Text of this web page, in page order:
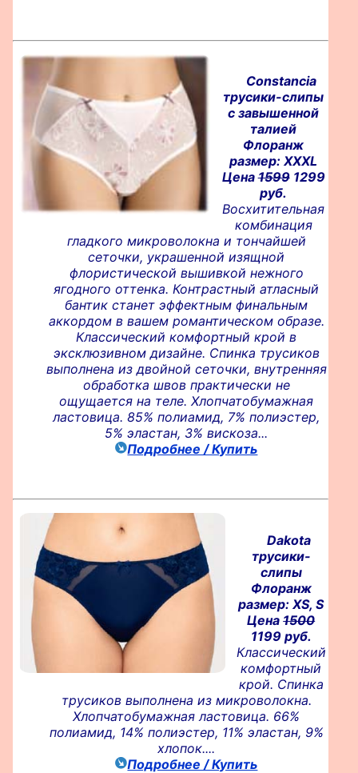
Constancia
трусики-слипы
с завышенной
талией
Флоранж
размер: XXXL
Цена15991299
руб.
Восхитительная
комбинация
гладкого микроволокна и тончайшей
сеточки, украшенной изящной
флористической вышивкой нежного
ягодного оттенка. Контрастный атласный
бантик станет эффектным финальным
аккордом в вашем романтическом образе.
Классический комфортный крой в
эксклюзивном дизайне. Спинка трусиков
выполнена из двойной сеточки, внутренняя
обработка швов практически не
ощущается на теле. Хлопчатобумажная
ластовица. 85% полиамид, 7% полиэстер,
5% эластан, 3% вискоза...
Подробнее / Купить
Dakota
трусики-
слипы
Флоранж
размер: XS, S
Цена1500
1199 руб.
Классический
комфортный
крой. Спинка
трусиков выполнена из микроволокна.
Хлопчатобумажная ластовица. 66%
полиамид, 14% полиэстер, 11% эластан, 9%
хлопок....
Подробнее / Купить